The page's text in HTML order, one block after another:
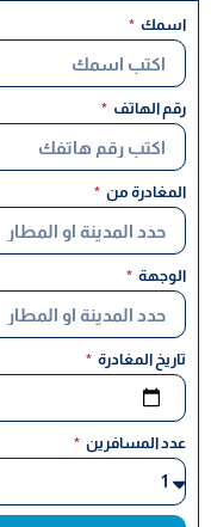
اسمك
رقم الهاتف
المغادرة من
الوجهة
تاريخ المغادرة
عدد المسافرين